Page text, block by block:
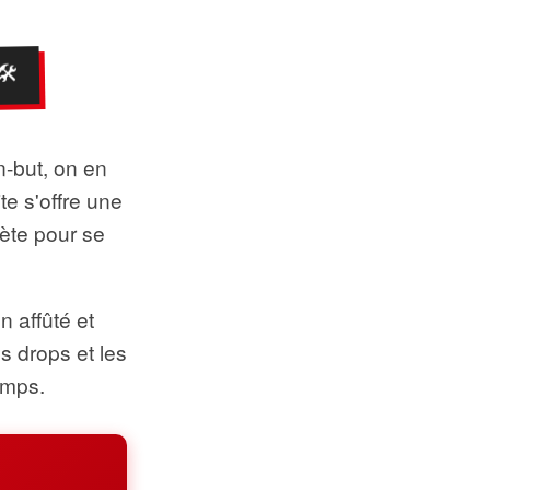
but, on en
s'offre une
pour se
affûté et
drops et les